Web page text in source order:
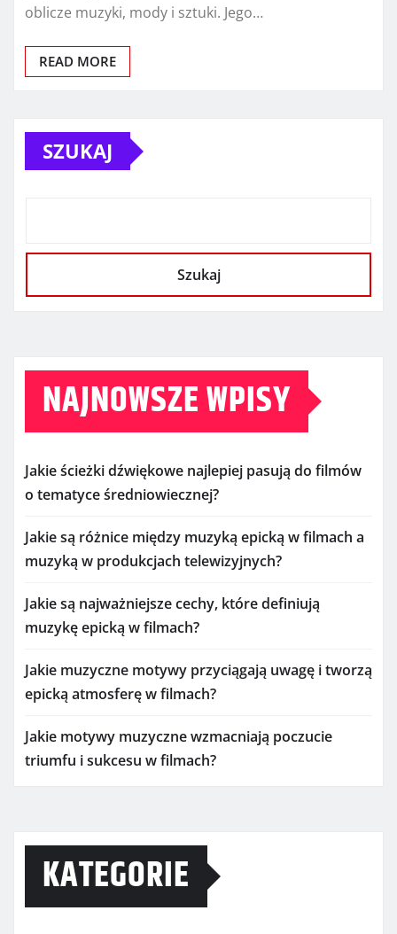
oblicze muzyki, mody i sztuki. Jego…
READ MORE
SZUKAJ
Szukaj
NAJNOWSZE WPISY
Jakie ścieżki dźwiękowe najlepiej pasują do filmów
o tematyce średniowiecznej?
Jakie są różnice między muzyką epicką w filmach a
muzyką w produkcjach telewizyjnych?
Jakie są najważniejsze cechy, które definiują
muzykę epicką w filmach?
Jakie muzyczne motywy przyciągają uwagę i tworzą
epicką atmosferę w filmach?
Jakie motywy muzyczne wzmacniają poczucie
triumfu i sukcesu w filmach?
KATEGORIE